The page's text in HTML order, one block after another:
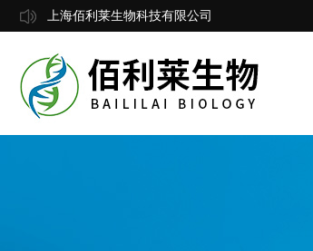
上海佰利莱生物科技有限公司